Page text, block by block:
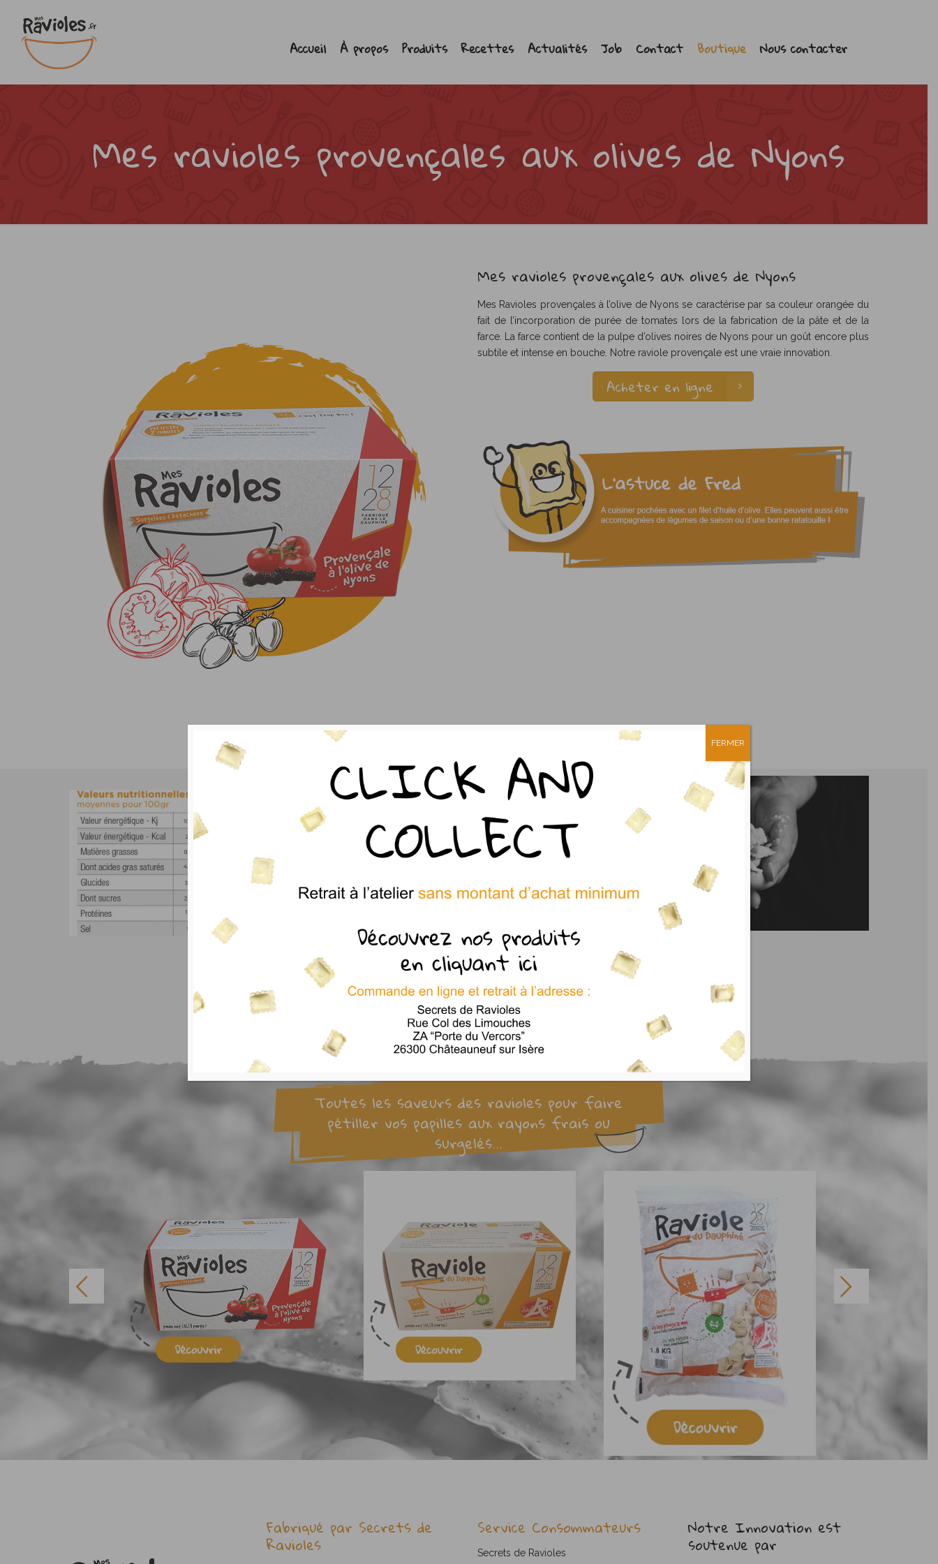
Accueil À propos Produits Recettes Actualités Job Contact Boutique Nous contacter
Mes ravioles provençales aux olives de Nyons
Mes ravioles provençales aux olives de Nyons
Mes Ravioles provençales à l’olive de Nyons se caractérise par sa couleur orangée du
fait de l’incorporation de purée de tomates lors de la fabrication de la pâte et de la
farce. La farce contient de la pulpe d’olives noires de Nyons pour un goût encore plus
subtile et intense en bouche. Notre raviole provençale est une vraie innovation.
Acheter en ligne
Ingrédients
Mes ravioles nature barquette de 240gr fraîche
Ingrédients (Allergènes en gras):
Pâte 50 % : Farine de
issus de poules élevées en plein air, eau, huile d’olive, origan
tomates, huile d’olive, pulped’olive noiresde Nyons AOP, sel
Nos ravioles surgelées cuisent 2 à 3min dans l’eau frémissante
Toutes les saveurs des ravioles pour faire
pétiller vos papilles aux rayons frais ou
surgelés...
Fabriqué par Secrets de
Ravioles
Service Consommateurs
Secrets de Ravioles
Notre Innovation est
soutenue par
FERMER